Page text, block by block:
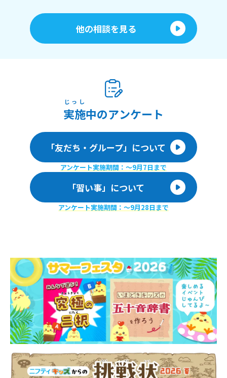
他の相談を見る
実施
じっし
中のアンケート
「友だち・グループ」について
アンケート実施期間：〜9月7日まで
「習い事」について
アンケート実施期間：〜9月28日まで